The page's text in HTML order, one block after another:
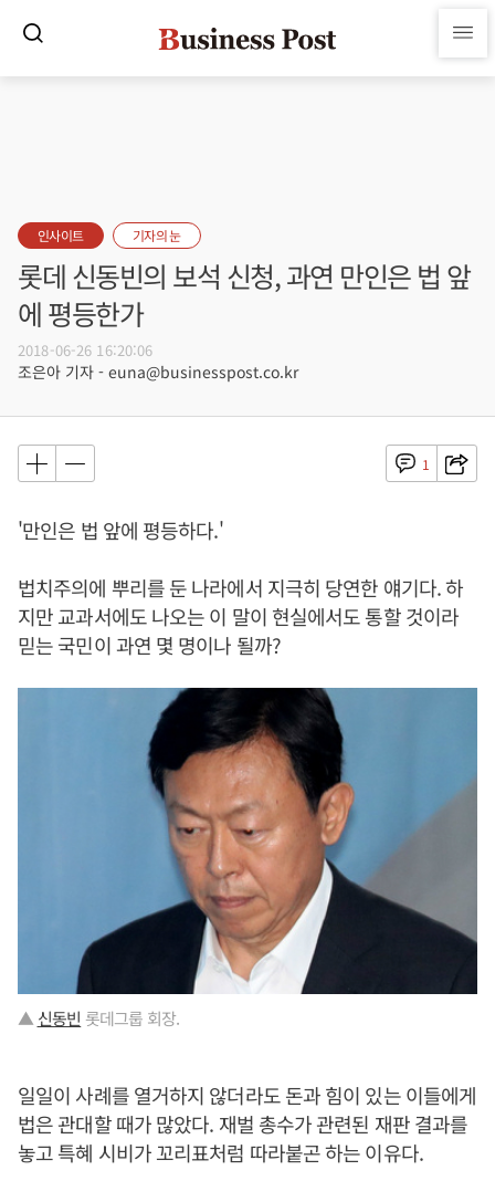
인사이트 기자의 눈
롯데 신동빈의 보석 신청, 과연 만인은 법 앞
에 평등한가
2018-06-26 16:20:06
조은아 기자 - euna@businesspost.co.kr
1
'만인은 법 앞에 평등하다.'
법치주의에 뿌리를 둔 나라에서 지극히 당연한 얘기다. 하
지만 교과서에도 나오는 이 말이 현실에서도 통할 것이라
믿는 국민이 과연 몇 명이나 될까?
▲ 신동빈 롯데그룹 회장.
일일이 사례를 열거하지 않더라도 돈과 힘이 있는 이들에게
법은 관대할 때가 많았다. 재벌 총수가 관련된 재판 결과를
놓고 특혜 시비가 꼬리표처럼 따라붙곤 하는 이유다.